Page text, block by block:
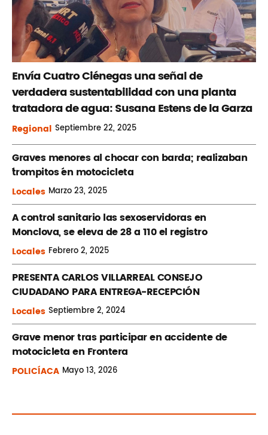
Envía Cuatro Ciénegas una señal de
verdadera sustentabilidad con una planta
tratadora de agua: Susana Estens de la Garza
Regional Septiembre22, 2025
Graves menores al chocar con barda; realizaban
´trompitos ´en motocicleta
Locales Marzo23, 2025
A control sanitario las sexoservidoras en
Monclova, se eleva de 28 a 110 el registro
Locales Febrero2, 2025
PRESENTA CARLOS VILLARREAL CONSEJO
CIUDADANO PARA ENTREGA-RECEPCIÓN
Locales Septiembre2, 2024
Grave menor tras participar en accidente de
motocicleta en Frontera
POLICÍACA Mayo13, 2026